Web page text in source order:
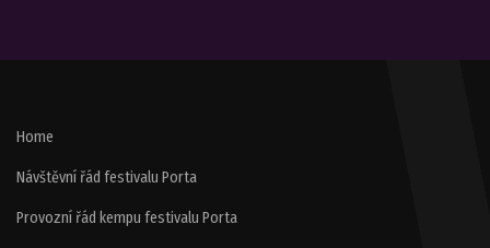
Home
Návštěvní řád festivalu Porta
Provozní řád kempu festivalu Porta